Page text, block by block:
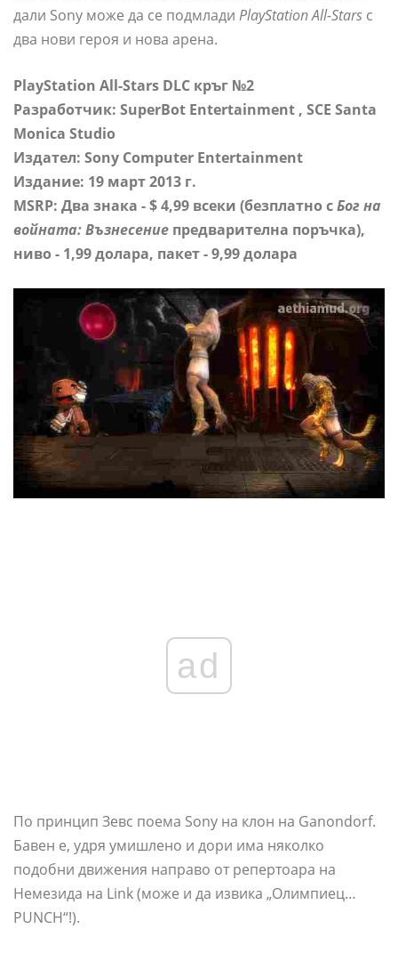
дали Sony може да се подмлади PlayStation All-Stars с
два нови героя и нова арена.
PlayStation All-Stars DLC кръг №2
Разработчик: SuperBot Entertainment , SCE Santa
Monica Studio
Издател: Sony Computer Entertainment
Издание: 19 март 2013 г.
MSRP: Два знака - $ 4,99 всеки (безплатно сБог на
войната: Възнесение предварителна поръчка),
ниво - 1,99 долара, пакет - 9,99 долара
ad
По принцип Зевс поема Sony на клон на Ganondorf.
Бавен е, удря умишлено и дори има няколко
подобни движения направо от репертоара на
Немезида на Link (може и да извика „Олимпиец…
PUNCH“!).